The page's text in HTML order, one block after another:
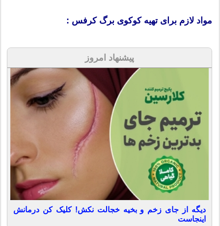
مواد لازم برای تهیه کوکوی برگ کرفس :
پیشنهاد امروز
دیگه از جای زخم و بخیه خجالت نکش! کلیک کن درمانش
اینجاست